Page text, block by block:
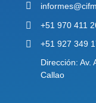
+51 970 411
+51 927 349
Dirección: Av.
Callao